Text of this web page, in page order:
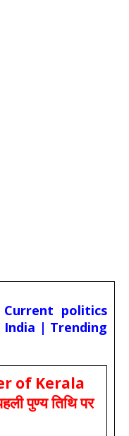
politics
| Trending
of Kerala
पुण्य तिथि पर